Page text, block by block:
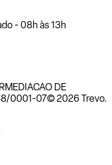
- 08h às 13h
DE
0001-07© 2026 Trevo.